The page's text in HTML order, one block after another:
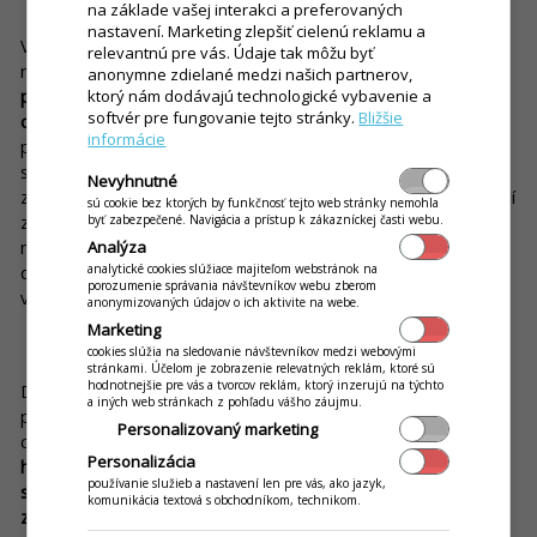
V rámci systému iKelp POS Mobile existuje však také funkce s
názvem Inteligentní stůl,díky které si hosté můžou
prostřednictvím svých mobilů jednoduše, rychle a pohodlně
objednat to, na co mají chuť.Číšníci a personál tak nemusí
převzít každou objednávku a lítat sem-tam, čímž přispějí i ke
stále skloňovanému omezení osobního kontaktu. Navíc stojí
za zmínku rovněž funkce virtuální peněženky.Stačí, když si stálí
zákazníci dobijí kredit na účet své virtuální peněženky, a
můžou realizovat platby – bez potřeby vytištění daňového
dokladu a bez potřeby dotýkat se peněz. Co nám z toho
vyplývá? Další úspěšné omezení kontaktu s „cizími předměty“.
Zamyšlení na závěr
Doporučení Ministerstva zdravotnictví ČR můžou být
příkladem pro všechna restaurační zařízení, která chtějí
chránit nejen své zákazníky, ale také svůj personál. Zatímco
hostům dokážou funkce inteligentních objednávkových
systémů, mezi které patří i bezdotykový jídelní lístek,
zpříjemnit pobyt v restauračním zařízení, číšníkům a
na základe vašej interakci a preferovaných
nastavení. Marketing zlepšiť cielenú reklamu a
relevantnú pre vás. Údaje tak môžu byť
anonymne zdielané medzi našich partnerov,
ktorý nám dodávajú technologické vybavenie a
softvér pre fungovanie tejto stránky.Bližšie
informácie
Nevyhnutné
sú cookie bez ktorých by funkčnosť tejto web stránky nemohla
byť zabezpečené. Navigácia a prístup k zákazníckej časti webu.
Analýza
analytické cookies slúžiace majiteľom webstránok na
porozumenie správania návštevníkov webu zberom
anonymizovaných údajov o ich aktivite na webe.
Marketing
cookies slúžia na sledovanie návštevníkov medzi webovými
stránkami. Účelom je zobrazenie relevatných reklám, ktoré sú
hodnotnejšie pre vás a tvorcov reklám, ktorý inzerujú na týchto
a iných web stránkach z pohľadu vášho záujmu.
Personalizovaný marketing
Personalizácia
používanie služieb a nastavení len pre vás, ako jazyk,
komunikácia textová s obchodníkom, technikom.